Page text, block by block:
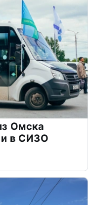
Омска
в СИЗО